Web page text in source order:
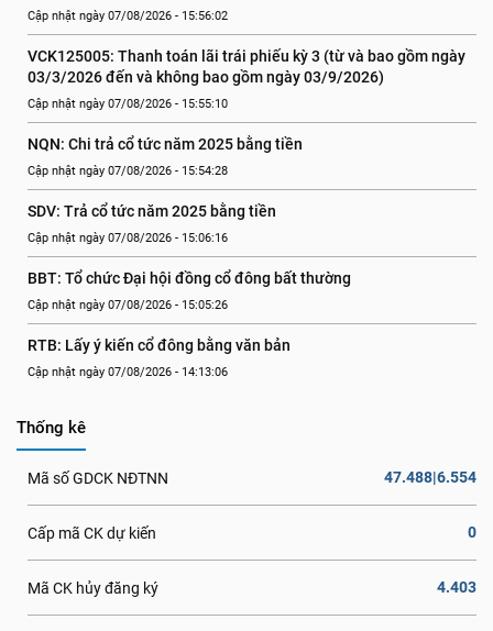
Cập nhật ngày 07/08/2026 - 15:56:02
VCK125005: Thanh toán lãi trái phiếu kỳ 3 (từ và bao gồm ngày
03/3/2026 đến và không bao gồm ngày 03/9/2026)
Cập nhật ngày 07/08/2026 - 15:55:10
NQN: Chi trả cổ tức năm 2025 bằng tiền
Cập nhật ngày 07/08/2026 - 15:54:28
SDV: Trả cổ tức năm 2025 bằng tiền
Cập nhật ngày 07/08/2026 - 15:06:16
BBT: Tổ chức Đại hội đồng cổ đông bất thường
Cập nhật ngày 07/08/2026 - 15:05:26
RTB: Lấy ý kiến cổ đông bằng văn bản
Cập nhật ngày 07/08/2026 - 14:13:06
Thống kê
Mã số GDCK NĐTNN 47.488|6.554
Cấp mã CK dự kiến 0
Mã CK hủy đăng ký 4.403